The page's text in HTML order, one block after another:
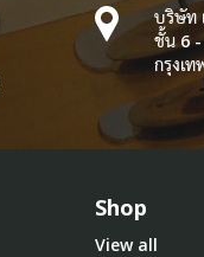
บริษัท
ชั้น 6 -
กรุงเ
Shop
View all